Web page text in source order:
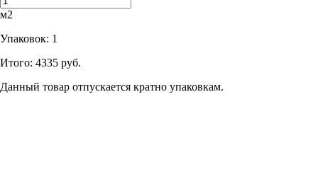
м2
Упаковок: 1
Итого: 4335 руб.
Данный товар отпускается кратно упаковкам.